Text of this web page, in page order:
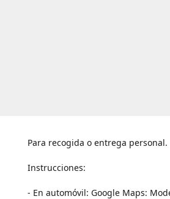
Para recogida o entrega personal.
Instrucciones:
- En automóvil: Google Maps: